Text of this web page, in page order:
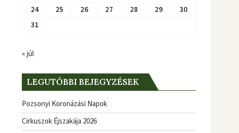
24
25 26 27 28 29
30
31
« júl
LEGUTÓBBI BEJEGYZÉSEK
Pozsonyi Koronázási Napok
Cirkuszok Éjszakája 2026